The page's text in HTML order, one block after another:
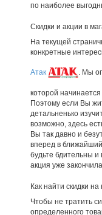
по наиболее
Скидки и акции в
На текущей
конкретные
Атак . Мы
которой
Поэтому если Вы
детальненько
возможно, здесь
Вы так давно и
вперед в
будьте бдительны и
акция уже
Как найти скидки
Чтобы не тратить
определенного